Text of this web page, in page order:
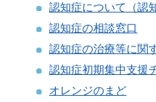
認知症について（認
認知症の相談窓口
認知症の治療等に関
認知症初期集中支援
オレンジのまど